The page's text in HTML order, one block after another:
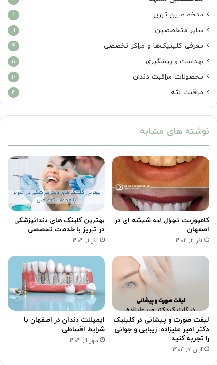
متخصصین تبریز 1
سایر متخصصین 9
معرفی کلینیک‌ها و مراکز تخصصی 4
بهداشت و پیشگیری 16
محصولات مراقبت دندان 10
مراقبت لثه 3
نوشته های مشابه
کامپوزیت نچرال لبه شیشه ای در
اصفهان
آذر 2, 1404
بهترین کلینک های دندانپزشکی
در تبریز با خدمات تخصصی
آذر 1, 1404
لیفت صورت و پیشانی در کلینیک
دکتر امیر علیزاده: زیبایی و جوانی
را تجربه کنید
آبان 7, 1404
ایمپلنت دندان در اصفهان با
شرایط اقساطی
مهر 9, 1404